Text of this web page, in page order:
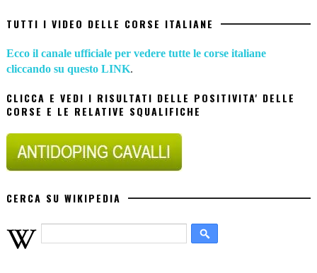
TUTTI I VIDEO DELLE CORSE ITALIANE
Ecco il canale ufficiale per vedere tutte le corse italiane
cliccando su questo LINK.
CLICCA E VEDI I RISULTATI DELLE POSITIVITA' DELLE
CORSE E LE RELATIVE SQUALIFICHE
CERCA SU WIKIPEDIA